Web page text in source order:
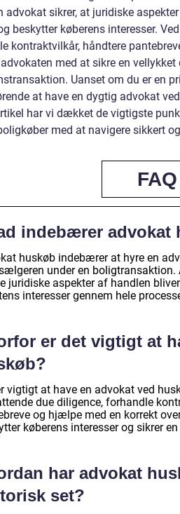
advokat sikrer, at juridiske
beskytter køberens interesser.
kontraktvilkår, håndtere
med at sikre en vellykket
Uanset om du er en
at have en dygtig advokat
har vi dækket de vigtigste
med at navigere sikkert
FAQ
indebærer advokat
huskøb indebærer at hyre en
under en
juridiske aspekter af handlen
interesser gennem hele
er det vigtigt at
vigtigt at have en advokat ved
due diligence, forhandle
og hjælpe med en korrekt
køberens interesser og sikrer
har advokat
set?